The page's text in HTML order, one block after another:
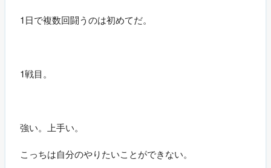
1日で複数回闘うのは初めてだ。
1戦目。
強い。上手い。
こっちは自分のやりたいことができない。